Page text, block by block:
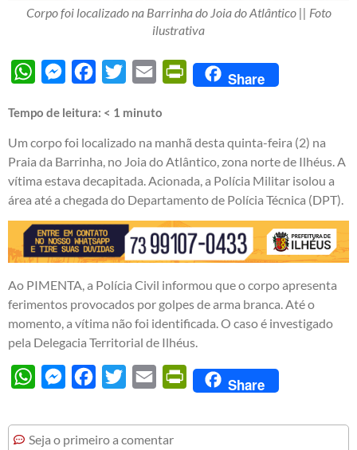
Corpo foi localizado na Barrinha do Joia do Atlântico || Foto
ilustrativa
WhatsAppMessengerFacebook
Twitter Email PrintFriendly
Share
Tempo de leitura: < 1 minuto
Um corpo foi localizado na manhã desta quinta-feira (2) na
Praia da Barrinha, no Joia do Atlântico, zona norte de Ilhéus. A
vítima estava decapitada. Acionada, a Polícia Militar isolou a
área até a chegada do Departamento de Polícia Técnica (DPT).
Ao PIMENTA, a Polícia Civil informou que o corpo apresenta
ferimentos provocados por golpes de arma branca. Até o
momento, a vítima não foi identificada. O caso é investigado
pela Delegacia Territorial de Ilhéus.
WhatsAppMessengerFacebook
Twitter Email PrintFriendly
Share
Seja o primeiro a comentar